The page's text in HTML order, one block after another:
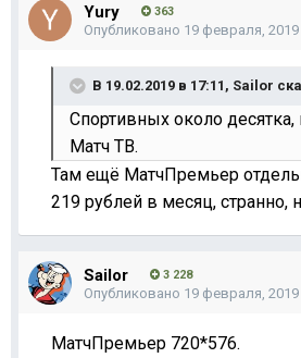
Yury 363
Опубликовано 19 февраля, 2019
В 19.02.2019 в 17:11, Sailor
Спортивных около десятка,
Матч ТВ.
Там ещё МатчПремьер
219 рублей в месяц, странно,
Sailor 3 228
Опубликовано 19 февраля, 2019
МатчПремьер 720*576.